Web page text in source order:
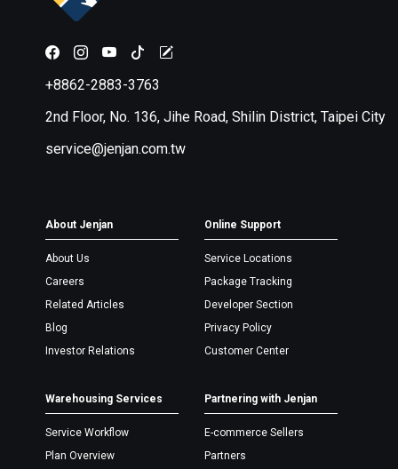
+8862-2883-3763
2nd Floor, No. 136, Jihe Road, Shilin District, Taipei City
service@jenjan.com.tw
About Jenjan
About Us
Careers
Related Articles
Blog
Investor Relations
Online Support
Service Locations
Package Tracking
Developer Section
Privacy Policy
Customer Center
Warehousing Services
Service Workflow
Plan Overview
Partnering with Jenjan
E-commerce Sellers
Partners